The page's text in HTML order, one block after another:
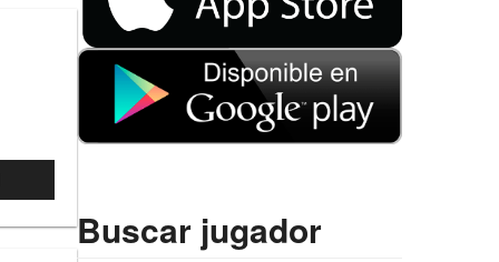
Buscar jugador